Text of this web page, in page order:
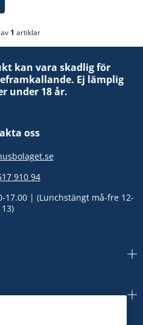
av 1 artiklar
kan vara skadlig för
Ej lämplig
under 18 år.
oss
910 94
17.00 | (Lunchstängt må-fre 12-
13)